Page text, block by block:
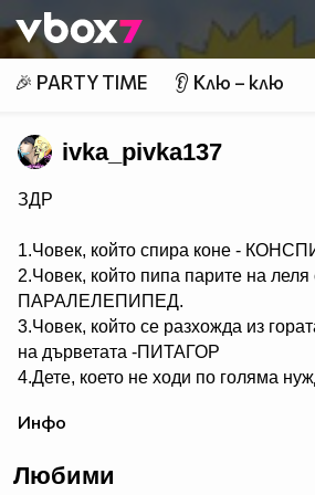
👾
🎉 PARTY TIME 👂 Клю – клю
ivka_pivka137
ЗДР
1.Човек, който спира коне -
2.Човек, който пипа парите на леля
ПАРАЛЕЛЕПИПЕД.
3.Човек, който се разхожда из
на дърветата -ПИТАГОР
4.Дете, което не ходи по голяма
5.Хомосексуалист, който се
6.Човек, който ходи по голяма
Инфо
Любими